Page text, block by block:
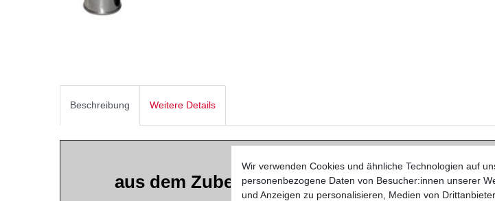
Beschreibung Weitere Details
aus dem Zubehör in Erstausrüsterqualität
Wir verwenden Cookies und ähnliche Technologien auf
personenbezogene Daten von Besucher:innen unserer
und Anzeigen zu personalisieren, Medien von